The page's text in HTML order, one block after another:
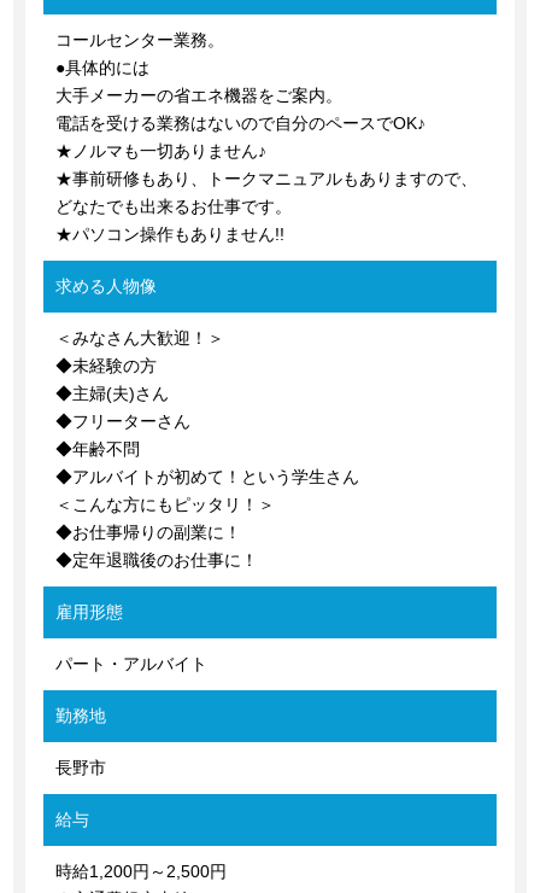
コールセンター業務。
●具体的には
大手メーカーの省エネ機器をご案内。
電話を受ける業務はないので自分のペースでOK♪
★ノルマも一切ありません♪
★事前研修もあり、トークマニュアルもありますので、
どなたでも出来るお仕事です。
★パソコン操作もありません!!
求める人物像
＜みなさん大歓迎！＞
◆未経験の方
◆主婦(夫)さん
◆フリーターさん
◆年齢不問
◆アルバイトが初めて！という学生さん
＜こんな方にもピッタリ！＞
◆お仕事帰りの副業に！
◆定年退職後のお仕事に！
雇用形態
パート・アルバイト
勤務地
長野市
給与
時給1,200円～2,500円